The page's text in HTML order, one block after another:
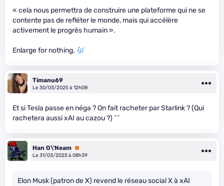
« cela nous permettra de construire une plateforme qui ne se
contente pas de refléter le monde, mais qui accélère
activement le progrès humain ».
Enlarge for nothing.
Timanu69
Le 30/03/2025 à 12h08
Et si Tesla passe en néga ? On fait racheter par Starlink ? (Qui
rachetera aussi xAI au cazou ?) ^^
Han O\'Neam Premium
Le 31/03/2025 à 08h39
Elon Musk (patron de X) revend le réseau social X à xAI